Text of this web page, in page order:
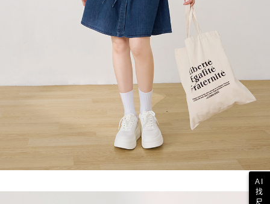
AI
找
尺